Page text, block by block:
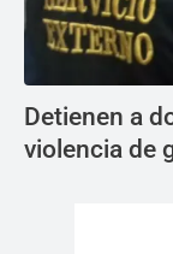
Detienen a
violencia de